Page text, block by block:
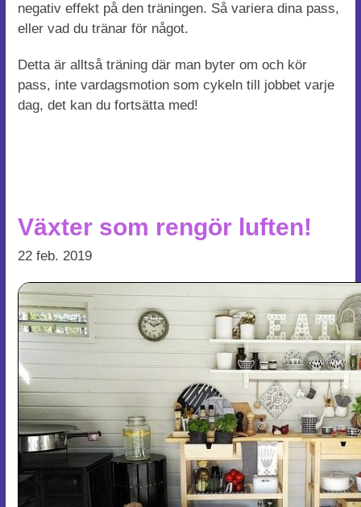
negativ effekt på den träningen. Så variera dina pass,
eller vad du tränar för något.
Detta är alltså träning där man byter om och kör
pass, inte vardagsmotion som cykeln till jobbet varje
dag, det kan du fortsätta med!
Växter som rengör luften!
22 feb. 2019